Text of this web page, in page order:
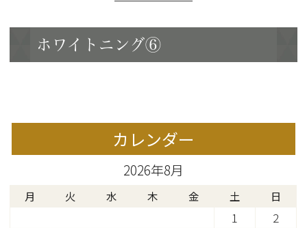
ホワイトニング⑥
カレンダー
2026年8月
月 火 水 木 金 土 日
1
2